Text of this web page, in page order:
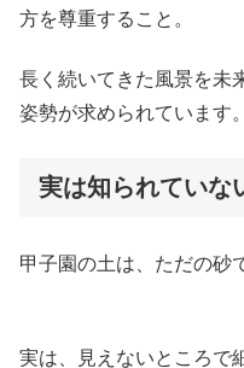
方を尊重すること。
長く続いてきた風景を未
姿勢が求められています。
実は知られていな
甲子園の土は、ただの砂
実は、見えないところで